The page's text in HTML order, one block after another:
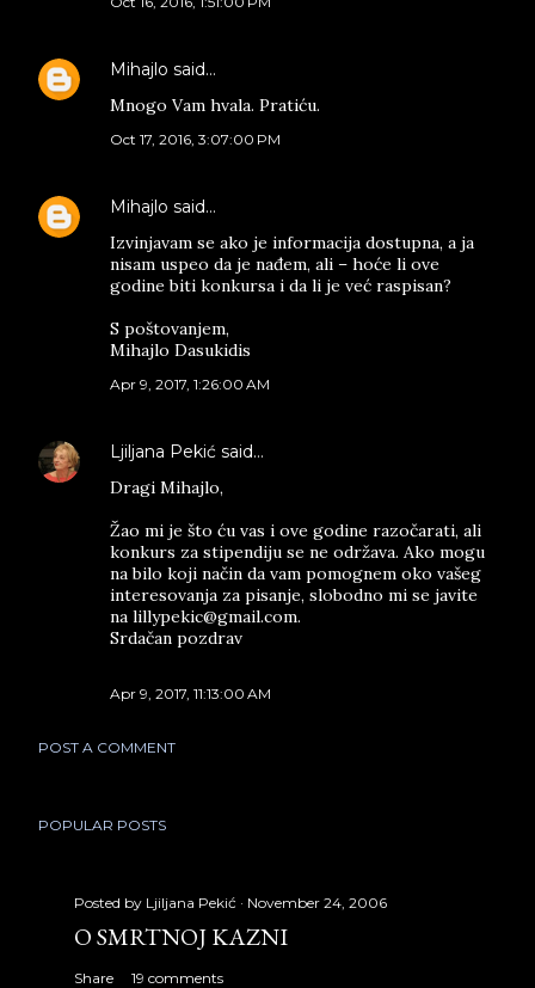
Mihajlo said…
Mnogo Vam hvala. Pratiću.
Oct 17, 2016, 3:07:00 PM
Mihajlo said…
Izvinjavam se ako je informacija dostupna, a ja
nisam uspeo da je nađem, ali – hoće li ove
godine biti konkursa i da li je već raspisan?
S poštovanjem,
Mihajlo Dasukidis
Apr 9, 2017, 1:26:00 AM
Ljiljana Pekić said…
Dragi Mihajlo,
Žao mi je što ću vas i ove godine razočarati, ali
konkurs za stipendiju se ne održava. Ako mogu
na bilo koji način da vam pomognem oko vašeg
interesovanja za pisanje, slobodno mi se javite
na lillypekic@gmail.com.
Srdačan pozdrav
Apr 9, 2017, 11:13:00 AM
POST A COMMENT
POPULAR POSTS
Posted by Ljiljana Pekić November 24, 2006
O SMRTNOJ KAZNI
Share 19 comments